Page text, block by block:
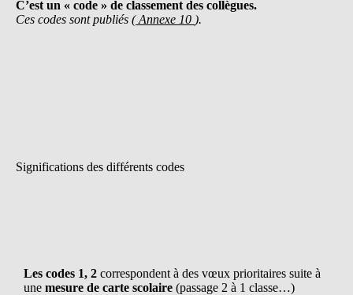
C’est un « code » de classement des collègues.
Ces codes sont publiés (Annexe 10 ).
Significations des différents codes
Les codes 1, 2 correspondent à des vœux prioritaires suite à
une mesure de carte scolaire (passage 2 à 1 classe…)